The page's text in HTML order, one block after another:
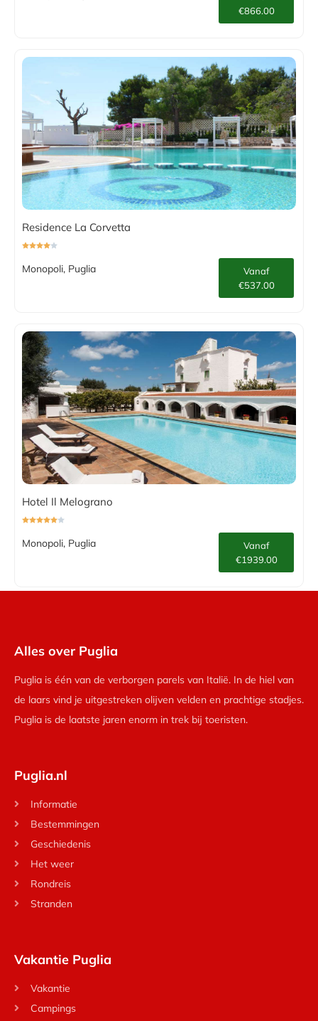
€866.00
Residence La Corvetta
Monopoli, Puglia
Vanaf
€537.00
Hotel Il Melograno
Monopoli, Puglia
Vanaf
€1939.00
Alles over Puglia
Puglia is één van de verborgen parels van Italië. In de hiel van
de laars vind je uitgestreken olijven velden en prachtige stadjes.
Puglia is de laatste jaren enorm in trek bij toeristen.
Puglia.nl
Informatie
Bestemmingen
Geschiedenis
Het weer
Rondreis
Stranden
Vakantie Puglia
Vakantie
Campings